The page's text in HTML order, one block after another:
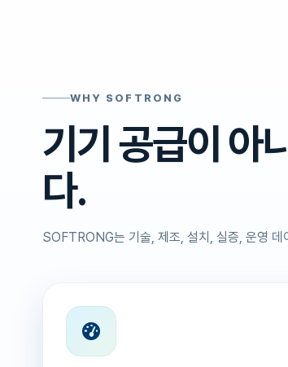
WHY SOFTRONG
기기 공급이 아
다.
SOFTRONG는 기술, 제조, 설치, 실증, 운영